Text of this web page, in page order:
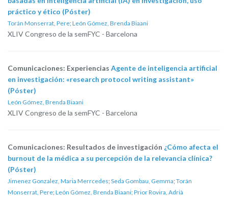
práctico y ético (Póster)
Torán Monserrat, Pere; León Gómez, Brenda Biaani
XLIV Congreso de la semFYC - Barcelona
Comunicaciones: Experiencias Agente de inteligencia artificial
en investigación: «research protocol writing assistant»
(Póster)
León Gómez, Brenda Biaani
XLIV Congreso de la semFYC - Barcelona
Comunicaciones: Resultados de investigación ¿Cómo afecta el
burnout de la médica a su percepción de la relevancia clínica?
(Póster)
Jimenez Gonzalez, Maria Merrcedes; Seda Gombau, Gemma; Torán
Monserrat, Pere; León Gómez, Brenda Biaani; Prior Rovira, Adrià